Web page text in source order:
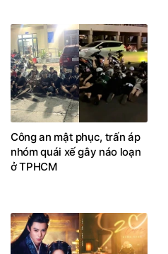
Công an mật phục, trấn áp
nhóm quái xế gây náo loạn
ở TPHCM